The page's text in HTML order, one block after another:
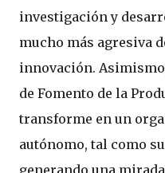
investigación y
mucho más agresiva
innovación.
de Fomento de la
transforme en un
autónomo, tal como
generando una